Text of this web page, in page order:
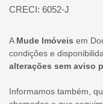
CRECI: 6052-J
A Mude Imóveis em
condições e
alterações sem aviso
Informamos também,